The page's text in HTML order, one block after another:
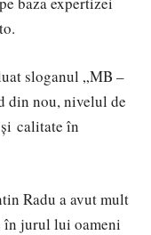
sloganul „MB –
din nou, nivelul de
calitate în
Radu a avut mult
în jurul lui oameni